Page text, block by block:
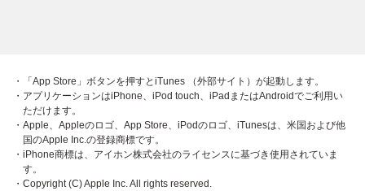
・「App Store」ボタンを押すとiTunes （外部サイト）が起動します。
・アプリケーションはiPhone、iPod touch、iPadまたはAndroidでご利用い
ただけます。
・Apple、Appleのロゴ、App Store、iPodのロゴ、iTunesは、米国および他
国のApple Inc.の登録商標です。
・iPhone商標は、アイホン株式会社のライセンスに基づき使用されていま
す。
・Copyright (C) Apple Inc. All rights reserved.